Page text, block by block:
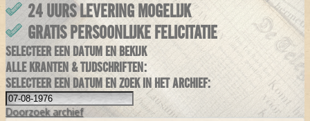
24 UURS LEVERING MOGELIJK
GRATIS PERSOONLIJKE FELICITATIE
SELECTEER EEN DATUM EN BEKIJK
ALLE KRANTEN & TIJDSCHRIFTEN:
SELECTEER EEN DATUM EN ZOEK IN HET ARCHIEF:
Doorzoek archief